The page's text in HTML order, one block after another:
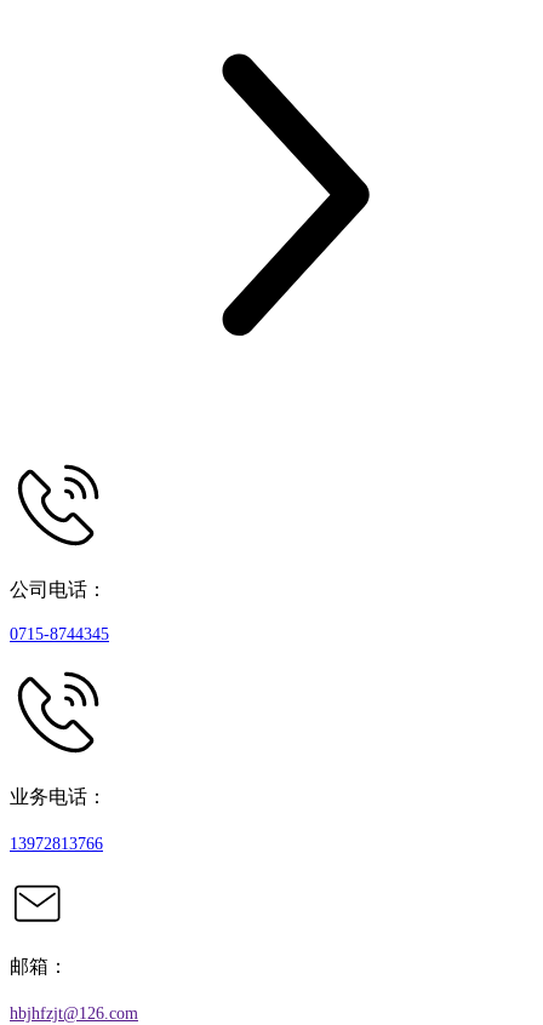
公司电话：
0715-8744345
业务电话：
13972813766
邮箱：
hbjhfzjt@126.com